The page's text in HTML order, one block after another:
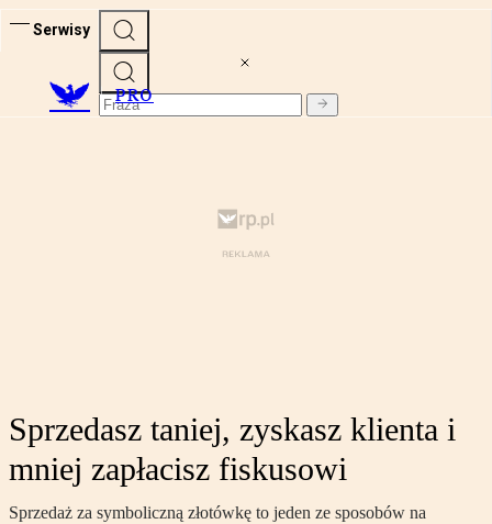
Serwisy
PRO
Sprzedasz taniej, zyskasz klienta i
mniej zapłacisz fiskusowi
Sprzedaż za symboliczną złotówkę to jeden ze sposobów na